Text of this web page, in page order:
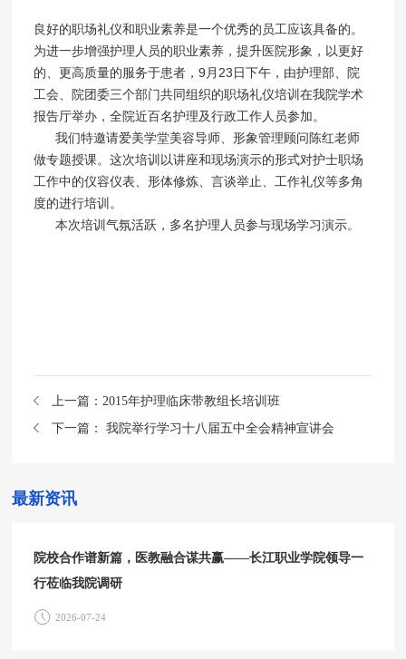
良好的职场礼仪和职业素养是一个优秀的员工应该具备的。
为进一步增强护理人员的职业素养，提升医院形象，以更好
的、更高质量的服务于患者，9月23日下午，由护理部、院
工会、院团委三个部门共同组织的职场礼仪培训在我院学术
报告厅举办，全院近百名护理及行政工作人员参加。
我们特邀请爱美学堂美容导师、形象管理顾问陈红老师
做专题授课。这次培训以讲座和现场演示的形式对护士职场
工作中的仪容仪表、形体修炼、言谈举止、工作礼仪等多角
度的进行培训。
本次培训气氛活跃，多名护理人员参与现场学习演示。
上一篇： 2015年护理临床带教组长培训班
我院举行学习十八届五中全会精神宣讲会
下一篇：
最新资讯
院校合作谱新篇，医教融合谋共赢——长江职业学院领导一
行莅临我院调研
2026-07-24